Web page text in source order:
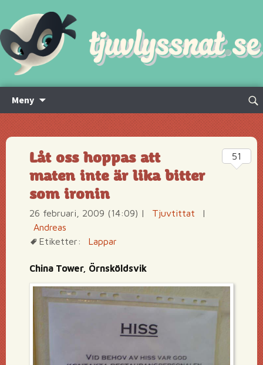
Meny
innehåll
Sök
Låt oss hoppas att
maten inte är lika bitter
som ironin
26 februari, 2009 (14:09) | Tjuvtittat
|
Andreas
Etiketter:
Lappar
China Tower, Örnsköldsvik
51